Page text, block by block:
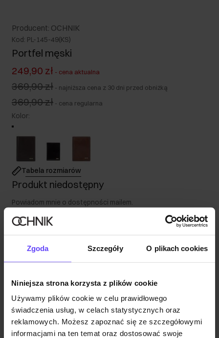
Zgoda Szczegóły O plikach cookies
Niniejsza strona korzysta z plików cookie
Używamy plików cookie w celu prawidłowego
świadczenia usług, w celach statystycznych oraz
reklamowych. Możesz zapoznać się ze szczegółowymi
informacjami na ten temat oraz dostosować swoje
Producent: OCHNIK
Kod: PL-145-49(KS)
Portfel męski
249,90 zł - cena aktualna
369,90 zł - najniższa cena z 30 dni przed obniżką
369,90 zł - cena regularna
Kolor:
Tabela rozmiarów
Produkt niedostępny
Powiadom mnie o dostępności mailem.
Twój adres email
Opis produktu